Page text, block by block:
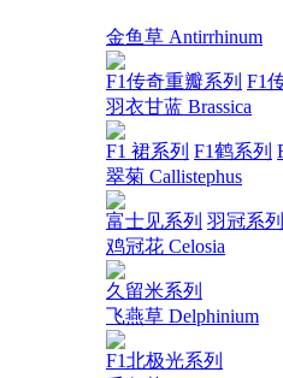
金鱼草 Antirrhinum
F1传奇重瓣系列 F1
羽衣甘蓝 Brassica
F1 裙系列 F1鹤系列
翠菊 Callistephus
富士见系列 羽冠系列
鸡冠花 Celosia
久留米系列
飞燕草 Delphinium
F1北极光系列